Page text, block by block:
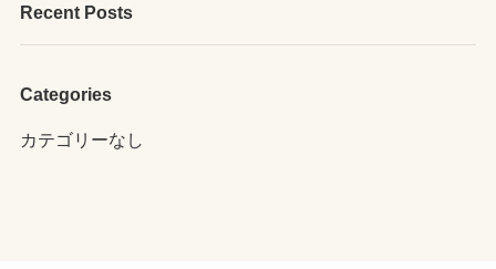
Recent Posts
Categories
カテゴリーなし